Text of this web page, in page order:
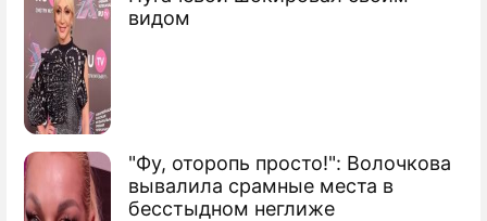
видом
"Фу, оторопь просто!": Волочкова
вывалила срамные места в
бесстыдном неглиже
Сюжеты
Экономический кризис